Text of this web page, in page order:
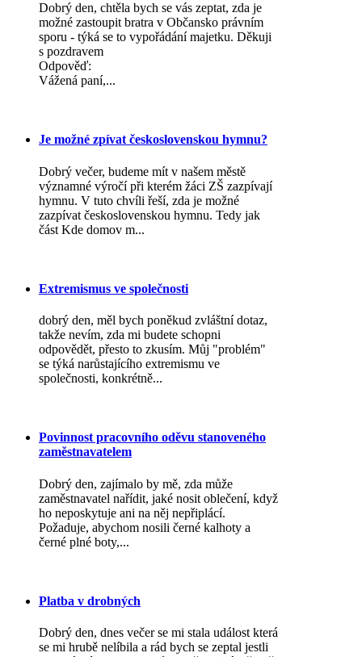
Dobrý den, chtěla bych se vás zeptat, zda je
možné zastoupit bratra v Občansko právním
sporu - týká se to vypořádání majetku. Děkuji
s pozdravem
Odpověď:
Vážená paní,...
Je možné zpívat československou hymnu?
Dobrý večer, budeme mít v našem městě
významné výročí při kterém žáci ZŠ zazpívají
hymnu. V tuto chvíli řeší, zda je možné
zazpívat československou hymnu. Tedy jak
část Kde domov m...
Extremismus ve společnosti
dobrý den, měl bych poněkud zvláštní dotaz,
takže nevím, zda mi budete schopni
odpovědět, přesto to zkusím. Můj "problém"
se týká narůstajícího extremismu ve
společnosti, konkrétně...
Povinnost pracovního oděvu stanoveného
zaměstnavatelem
Dobrý den, zajímalo by mě, zda může
zaměstnavatel nařídit, jaké nosit oblečení, když
ho neposkytuje ani na něj nepřiplácí.
Požaduje, abychom nosili černé kalhoty a
černé plné boty,...
Platba v drobných
Dobrý den, dnes večer se mi stala událost která
se mi hrubě nelíbila a rád bych se zeptal jestli